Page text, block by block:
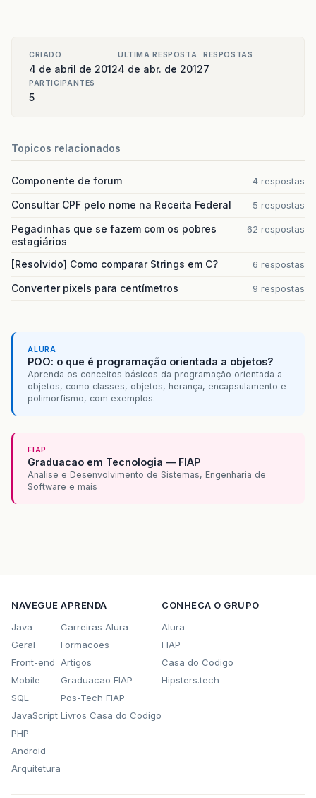
CRIADO
4 de abril de 2012
ULTIMA RESPOSTA
4 de abr. de 2012
RESPOSTAS
7
PARTICIPANTES
5
Topicos relacionados
Componente de forum 4 respostas
Consultar CPF pelo nome na Receita Federal 5 respostas
Pegadinhas que se fazem com os pobres
estagiários
62 respostas
[Resolvido] Como comparar Strings em C? 6 respostas
Converter pixels para centímetros 9 respostas
ALURA
POO: o que é programação orientada a objetos?
Aprenda os conceitos básicos da programação orientada a
objetos, como classes, objetos, herança, encapsulamento e
polimorfismo, com exemplos.
FIAP
Graduacao em Tecnologia — FIAP
Analise e Desenvolvimento de Sistemas, Engenharia de
Software e mais
NAVEGUE
Java
Geral
Front-end
Mobile
SQL
JavaScript
PHP
Android
Arquitetura
APRENDA
Carreiras Alura
Formacoes
Artigos
Graduacao FIAP
Pos-Tech FIAP
Livros Casa do Codigo
CONHECA O GRUPO
Alura
FIAP
Casa do Codigo
Hipsters.tech